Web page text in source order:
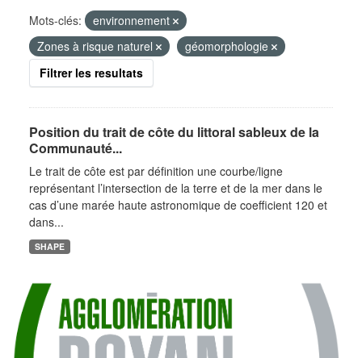
Mots-clés:
environnement
Zones à risque naturel
géomorphologie
Filtrer les resultats
Position du trait de côte du littoral sableux de la
Communauté...
Le trait de côte est par définition une courbe/ligne
représentant l’intersection de la terre et de la mer dans le
cas d’une marée haute astronomique de coefficient 120 et
dans...
SHAPE